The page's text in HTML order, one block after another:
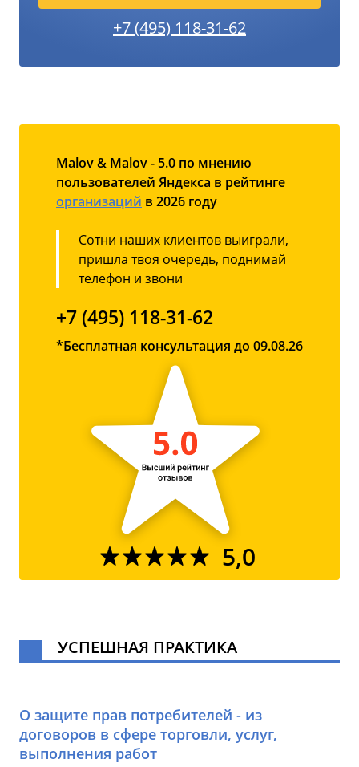
+7 (495) 118-31-62
Malov & Malov - 5.0 по мнению
пользователей Яндекса в рейтинге
организаций в 2026 году
Сотни наших клиентов выиграли,
пришла твоя очередь, поднимай
телефон и звони
+7 (495) 118-31-62
*Бесплатная консультация до 09.08.26
5,0
УСПЕШНАЯ ПРАКТИКА
О защите прав потребителей - из
договоров в сфере торговли, услуг,
выполнения работ